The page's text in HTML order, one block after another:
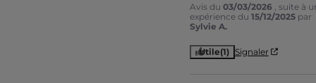
Avis du 03/03/2026
, suite à
expérience du 15/12/2025 par
Sylvie A.
Utile(1) Signaler